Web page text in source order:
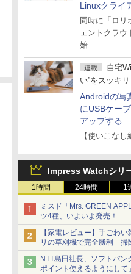
Linuxクライ
エージェン
同時に「ロリ
ェントクラウ
始
連載
自宅
い”をスッキリ
Androidの写
にUSBケー
アップする
【使いこなし
Impress Watchシリ
1時間 24時間 1
ミスド「Mrs. GREEN
ツ4種、いよいよ発売！
【家電レビュー】手ごわ
リの草刈機で完全勝利 掃
NTT島田社長、ソフトバン
ポイント使えるようにして」